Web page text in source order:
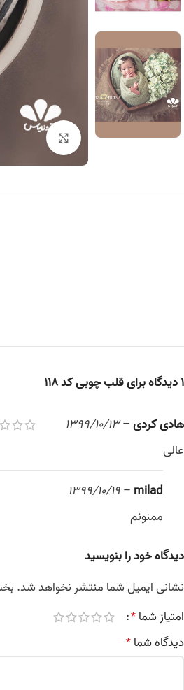
برای
1 دیدگاه برای قلب چوبی کد 118
هادی کردی–
1399/10/13
عالی
milad
–
1399/10/19
ممنونم
دیدگاه خود را بنویسید
نشانی ایمیل شما منتشر نخواهد شد.
امتیاز شما*
دیدگاه شما*